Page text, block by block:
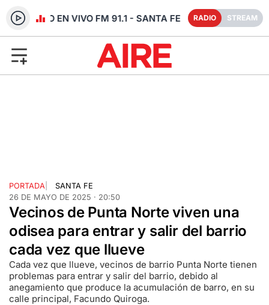
RADIO EN VIVO FM 91.1 - SANTA FE RADIO STREAM
PORTADA
SANTA FE
26 DE MAYO DE 2025 · 20:50
Vecinos de Punta Norte viven una
odisea para entrar y salir del barrio
cada vez que llueve
Cada vez que llueve, vecinos de barrio Punta Norte tienen
problemas para entrar y salir del barrio, debido al
anegamiento que produce la acumulación de barro, en su
calle principal, Facundo Quiroga.